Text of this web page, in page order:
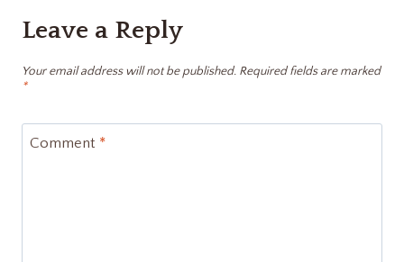
Leave a Reply
Your email address will not be published. Required fields are marked
*
Comment *